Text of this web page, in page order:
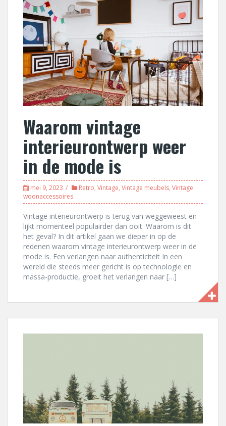
Waarom vintage
interieurontwerp weer
in de mode is
mei 9, 2023 Retro, Vintage, Vintage meubels, Vintage
woonaccessoires
Vintage interieurontwerp is terug van weggeweest en
lijkt momenteel populairder dan ooit. Waarom is dit
het geval? In dit artikel gaan we dieper in op de
redenen waarom vintage interieurontwerp weer in de
mode is. Een verlangen naar authenticiteit In een
wereld die steeds meer gericht is op technologie en
massa-productie, groeit het verlangen naar […]